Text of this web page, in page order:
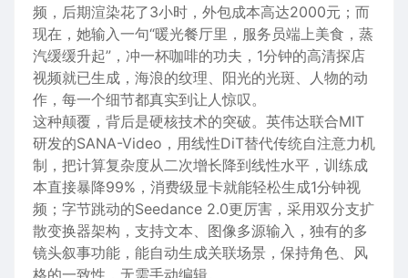
频，后期渲染花了3小时，外包成本高达2000元；而
现在，她输入一句“暖光餐厅里，服务员端上美食，蒸
汽缓缓升起”，冲一杯咖啡的功夫，1分钟的高清探店
视频就已生成，海浪的纹理、阳光的光斑、人物的动
作，每一个细节都真实到让人惊叹。
这种颠覆，背后是硬核技术的突破。英伟达联合MIT
研发的SANA-Video，用线性DiT替代传统自注意力机
制，把计算复杂度从二次增长降到线性水平，训练成
本直接暴降99%，消费级显卡就能轻松生成1分钟视
频；字节跳动的Seedance 2.0更厉害，采用双分支扩
散变换器架构，支持文本、图像多源输入，独有的多
镜头叙事功能，能自动生成关联场景，保持角色、风
格的一致性，无需手动编辑。